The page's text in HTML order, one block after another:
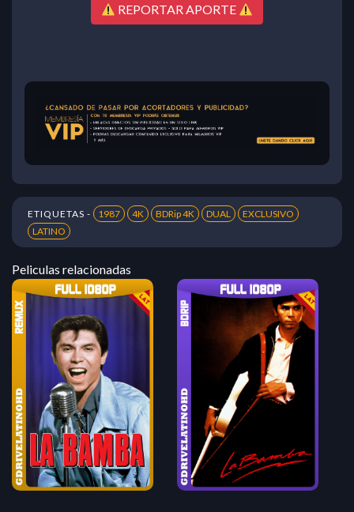
REPORTAR APORTE
ETIQUETAS - 1987 4K BDRip 4K DUAL
EXCLUSIVO
LATINO
Peliculas relacionadas